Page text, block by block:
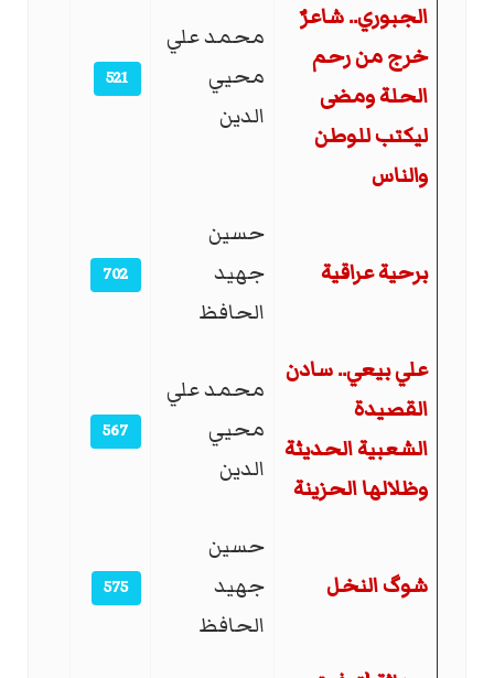
الجبوري.. شاعرٌ
خرج من رحم
الحلة ومضى
ليكتب للوطن
والناس
محمد علي
محيي
الدين
521
برحية عراقية
حسين
جهيد
الحافظ
702
علي بيعي.. سادن
القصيدة
الشعبية الحديثة
وظلالها الحزينة
محمد علي
محيي
الدين
567
شوگ النخل
حسين
جهيد
الحافظ
575